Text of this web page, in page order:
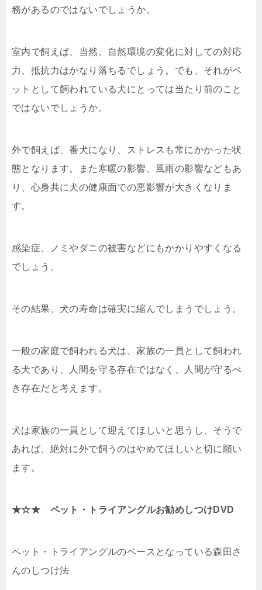
務があるのではないでしょうか。
室内で飼えば、当然、自然環境の変化に対しての対応
力、抵抗力はかなり落ちるでしょう。でも、それがペ
ットとして飼われている犬にとっては当たり前のこと
ではないでしょうか。
外で飼えば、番犬になり、ストレスも常にかかった状
態となります。また寒暖の影響、風雨の影響などもあ
り、心身共に犬の健康面での悪影響が大きくなりま
す。
感染症、ノミやダニの被害などにもかかりやすくなる
でしょう。
その結果、犬の寿命は確実に縮んでしまうでしょう。
一般の家庭で飼われる犬は、家族の一員として飼われ
る犬であり、人間を守る存在ではなく、人間が守るべ
き存在だと考えます。
犬は家族の一員として迎えてほしいと思うし、そうで
あれば、絶対に外で飼うのはやめてほしいと切に願い
ます。
★☆★ ペット・トライアングルお勧めしつけDVD
ペット・トライアングルのベースとなっている森田さ
んのしつけ法